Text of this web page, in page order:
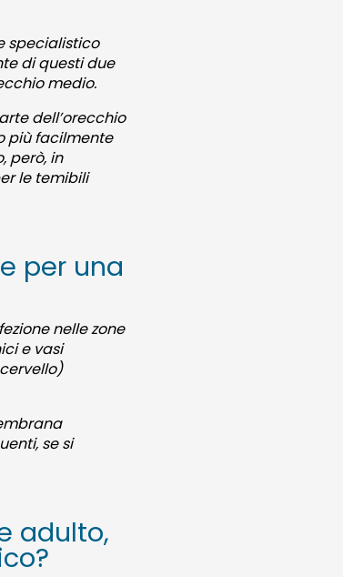
specialistico
di questi due
medio.
dell’orecchio
più facilmente
però, in
le temibili
per una
nelle zone
e vasi
se si
adulto,